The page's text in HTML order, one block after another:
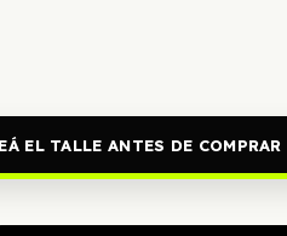
EL TALLE ANTES DE COMPRAR